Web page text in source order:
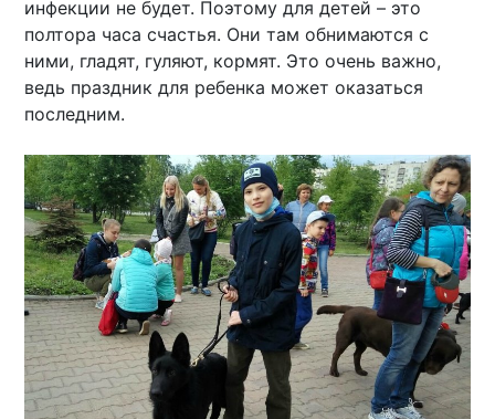
инфекции не будет. Поэтому для детей – это
полтора часа счастья. Они там обнимаются с
ними, гладят, гуляют, кормят. Это очень важно,
ведь праздник для ребенка может оказаться
последним.